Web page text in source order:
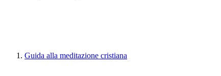
Guida alla meditazione cristiana